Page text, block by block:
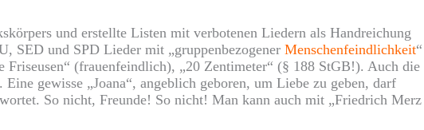
und erstellte Listen mit verbotenen Liedern als Handreichung
SED und SPD Lieder mit „gruppenbezogener Menschenfeindlichkeit“
(frauenfeindlich), „20 Zentimeter“ (§ 188 StGB!). Auch die
gewisse „Joana“, angeblich geboren, um Liebe zu geben, darf
So nicht, Freunde! So nicht! Man kann auch mit „Friedrich Merz